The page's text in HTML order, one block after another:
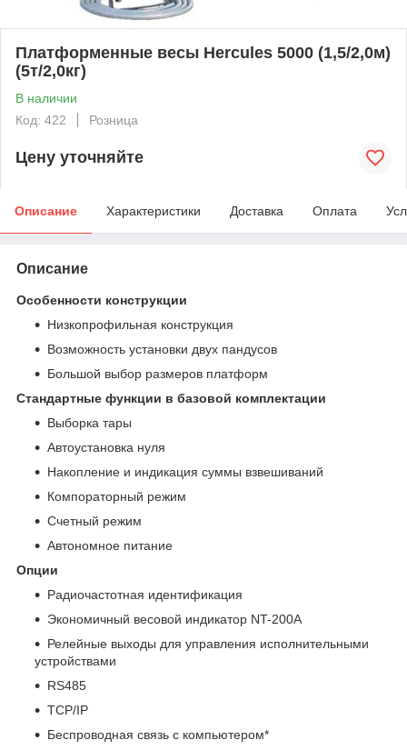
Платформенные весы Hercules 5000 (1,5/2,0м)
(5т/2,0кг)
В наличии
Код: 422
Розница
Цену уточняйте
Описание Характеристики Доставка Оплата
Описание
Особенности конструкции
Низкопрофильная конструкция
Возможность установки двух пандусов
Большой выбор размеров платформ
Стандартные функции в базовой комплектации
Выборка тары
Автоустановка нуля
Накопление и индикация суммы взвешиваний
Компораторный режим
Счетный режим
Автономное питание
Опции
Радиочастотная идентификация
Экономичный весовой индикатор NT-200A
Релейные выходы для управления исполнительными
устройствами
RS485
TCP/IP
Беспроводная связь с компьютером*